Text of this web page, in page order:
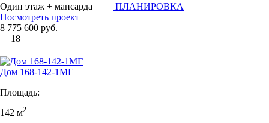
Один этаж + мансарда
ПЛАНИРОВКА
Посмотреть проект
8 775 600 руб.
18
Дом 168-142-1МГ
Площадь:
142 м2